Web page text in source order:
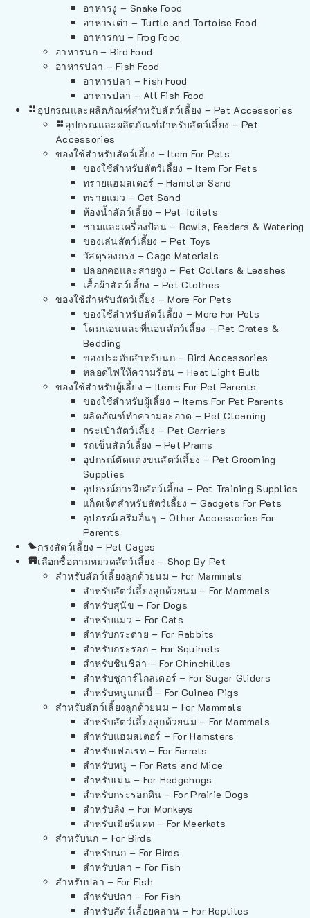
อาหารงู – Snake Food
อาหารเต่า – Turtle and Tortoise Food
อาหารกบ – Frog Food
อาหารนก – Bird Food
อาหารปลา – Fish Food
อาหารปลา – Fish Food
อาหารปลา – All Fish Food
อุปกรณและผลิตภัณฑ์สำหรับสัตว์เลี้ยง – Pet Accessories
อุปกรณและผลิตภัณฑ์สำหรับสัตว์เลี้ยง – Pet
Accessories
ของใช้สำหรับสัตว์เลี้ยง – Item For Pets
ของใช้สำหรับสัตว์เลี้ยง – Item For Pets
ทรายแฮมสเตอร์ – Hamster Sand
ทรายแมว – Cat Sand
ห้องน้ำสัตว์เลี้ยง – Pet Toilets
ชามและเครื่องป้อน – Bowls, Feeders & Watering
ของเล่นสัตว์เลี้ยง – Pet Toys
วัสดุรองกรง – Cage Materials
ปลอกคอและสายจูง – Pet Collars & Leashes
เสื้อผ้าสัตว์เลี้ยง – Pet Clothes
ของใช้สำหรับสัตว์เลี้ยง – More For Pets
ของใช้สำหรับสัตว์เลี้ยง – More For Pets
โดมนอนและที่นอนสัตว์เลี้ยง – Pet Crates &
Bedding
ของประดับสำหรับนก – Bird Accessories
หลอดไฟให้ความร้อน – Heat Light Bulb
ของใช้สำหรับผู้เลี้ยง – Items For Pet Parents
ของใช้สำหรับผู้เลี้ยง – Items For Pet Parents
ผลิตภัณฑ์ทำความสะอาด – Pet Cleaning
กระเป๋าสัตว์เลี้ยง – Pet Carriers
รถเข็นสัตว์เลี้ยง – Pet Prams
อุปกรณ์ตัดแต่งขนสัตว์เลี้ยง – Pet Grooming
Supplies
อุปกรณ์การฝึกสัตว์เลี้ยง – Pet Training Supplies
แก็ดเจ็ตสำหรับสัตว์เลี้ยง – Gadgets For Pets
อุปกรณ์เสริมอื่นๆ – Other Accessories For
Parents
กรงสัตว์เลี้ยง – Pet Cages
เลือกซื้อตามหมวดสัตว์เลี้ยง – Shop By Pet
สำหรับสัตว์เลี้ยงลูกด้วยนม – For Mammals
สำหรับสัตว์เลี้ยงลูกด้วยนม – For Mammals
สำหรับสุนัข – For Dogs
สำหรับแมว – For Cats
สำหรับกระต่าย – For Rabbits
สำหรับกระรอก – For Squirrels
สำหรับชินชิล่า – For Chinchillas
สำหรับชูการ์ไกลเดอร์ – For Sugar Gliders
สำหรับหนูแกสบี้ – For Guinea Pigs
สำหรับสัตว์เลี้ยงลูกด้วยนม – For Mammals
สำหรับสัตว์เลี้ยงลูกด้วยนม – For Mammals
สำหรับแฮมสเตอร์ – For Hamsters
สำหรับเฟอเรท – For Ferrets
สำหรับหนู – For Rats and Mice
สำหรับเม่น – For Hedgehogs
สำหรับกระรอกดิน – For Prairie Dogs
สำหรับลิง – For Monkeys
สำหรับเมียร์แคท – For Meerkats
สำหรับนก – For Birds
สำหรับนก – For Birds
สำหรับปลา – For Fish
สำหรับปลา – For Fish
สำหรับปลา – For Fish
สำหรับสัตว์เลื้อยคลาน – For Reptiles